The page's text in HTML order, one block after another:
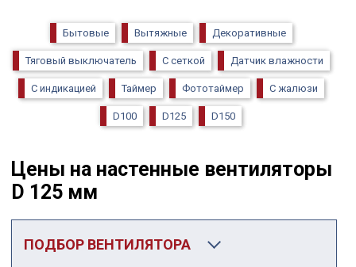
Бытовые Вытяжные Декоративные
Тяговый выключатель С сеткой Датчик влажности
С индикацией Таймер Фототаймер С жалюзи
D100 D125 D150
Цены на настенные вентиляторы
D 125 мм
ПОДБОР ВЕНТИЛЯТОРА